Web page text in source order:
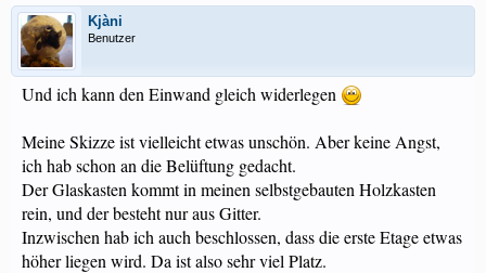
Kjàni
Benutzer
Und ich kann den Einwand gleich widerlegen
Meine Skizze ist vielleicht etwas unschön. Aber keine Angst,
ich hab schon an die Belüftung gedacht.
Der Glaskasten kommt in meinen selbstgebauten Holzkasten
rein, und der besteht nur aus Gitter.
Inzwischen hab ich auch beschlossen, dass die erste Etage etwas
höher liegen wird. Da ist also sehr viel Platz.